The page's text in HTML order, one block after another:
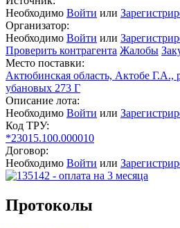
Необходимо Войти или
Организатор:
Необходимо Войти или
Проверить контрагента Жалобы
Место поставки:
Актюбинская область, Актобе Г.А.,
убановых 273 Г
Описание лота:
Необходимо Войти или
Код ТРУ:
*23015.100.000010
Договор:
Необходимо Войти или
Протоколы